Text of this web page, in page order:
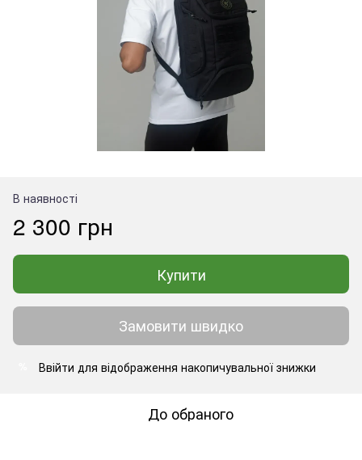
В наявності
2 300 грн
Купити
Замовити швидко
Ввійти для відображення накопичувальної знижки
До обраного